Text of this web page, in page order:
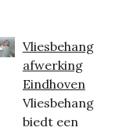
Vliesbehang
afwerking
Eindhoven
Vliesbehang
biedt een